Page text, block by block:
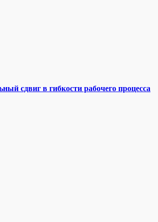
сдвиг в гибкости рабочего процесса